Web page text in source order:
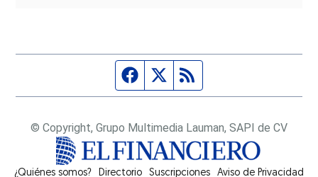
Página de Facebook
Fuente Twitter
© Copyright, Grupo Multimedia Lauman, SAPI de CV
¿Quiénes somos? Directorio Suscripciones Opens in new window
Aviso de Privacidad